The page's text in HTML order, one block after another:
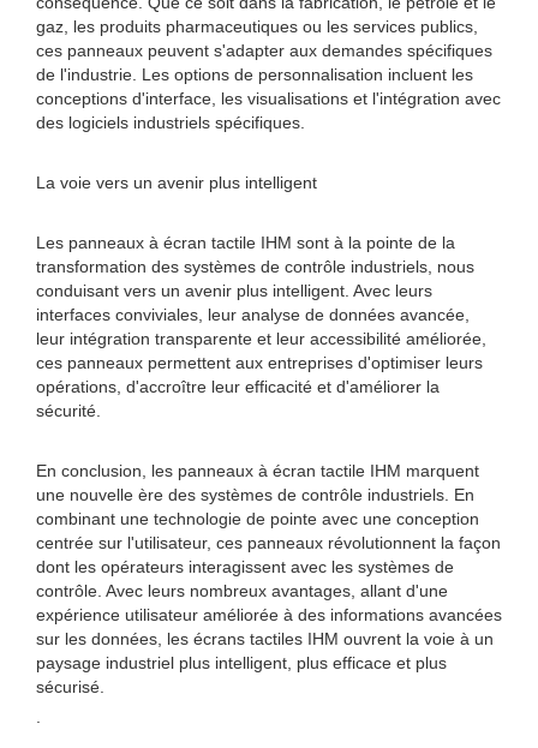
gaz, les produits pharmaceutiques ou les services publics,
ces panneaux peuvent s'adapter aux demandes spécifiques
de l'industrie. Les options de personnalisation incluent les
conceptions d'interface, les visualisations et l'intégration avec
des logiciels industriels spécifiques.
La voie vers un avenir plus intelligent
Les panneaux à écran tactile IHM sont à la pointe de la
transformation des systèmes de contrôle industriels, nous
conduisant vers un avenir plus intelligent. Avec leurs
interfaces conviviales, leur analyse de données avancée,
leur intégration transparente et leur accessibilité améliorée,
ces panneaux permettent aux entreprises d'optimiser leurs
opérations, d'accroître leur efficacité et d'améliorer la
sécurité.
En conclusion, les panneaux à écran tactile IHM marquent
une nouvelle ère des systèmes de contrôle industriels. En
combinant une technologie de pointe avec une conception
centrée sur l'utilisateur, ces panneaux révolutionnent la façon
dont les opérateurs interagissent avec les systèmes de
contrôle. Avec leurs nombreux avantages, allant d'une
expérience utilisateur améliorée à des informations avancées
sur les données, les écrans tactiles IHM ouvrent la voie à un
paysage industriel plus intelligent, plus efficace et plus
sécurisé.